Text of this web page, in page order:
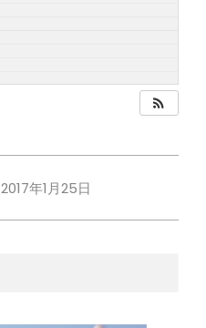
2017年1月25日